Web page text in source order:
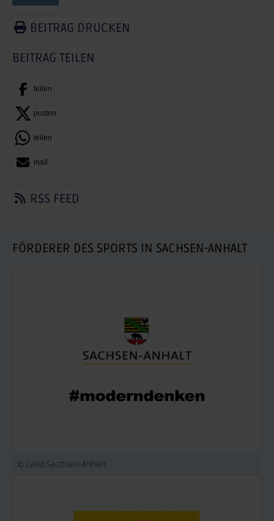
BEITRAG DRUCKEN
BEITRAG TEILEN
teilen
posten
teilen
mail
RSS FEED
FÖRDERER DES SPORTS IN SACHSEN-ANHALT
© Land Sachsen-Anhalt